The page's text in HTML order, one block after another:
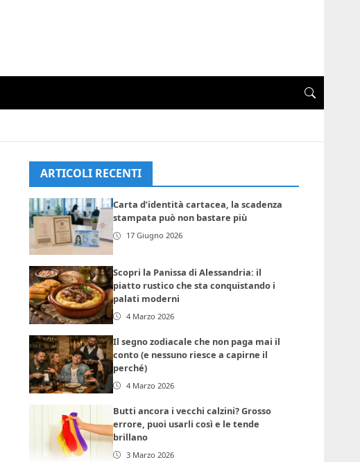
ARTICOLI RECENTI
Carta d’identità cartacea, la scadenza
stampata può non bastare più
17 Giugno 2026
Scopri la Panissa di Alessandria: il
piatto rustico che sta conquistando i
palati moderni
4 Marzo 2026
Il segno zodiacale che non paga mai il
conto (e nessuno riesce a capirne il
perché)
4 Marzo 2026
Butti ancora i vecchi calzini? Grosso
errore, puoi usarli così e le tende
brillano
3 Marzo 2026